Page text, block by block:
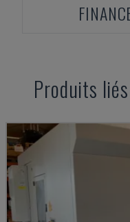
Produits